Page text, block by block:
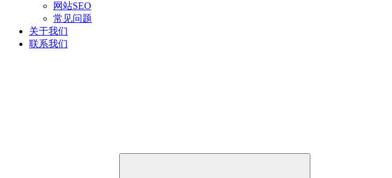
网站SEO
常见问题
关于我们
联系我们